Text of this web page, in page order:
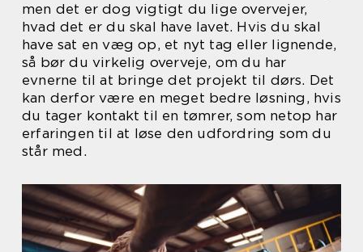
men det er dog vigtigt du lige overvejer,
hvad det er du skal have lavet. Hvis du skal
have sat en væg op, et nyt tag eller lignende,
så bør du virkelig overveje, om du har
evnerne til at bringe det projekt til dørs. Det
kan derfor være en meget bedre løsning, hvis
du tager kontakt til en tømrer, som netop har
erfaringen til at løse den udfordring som du
står med.